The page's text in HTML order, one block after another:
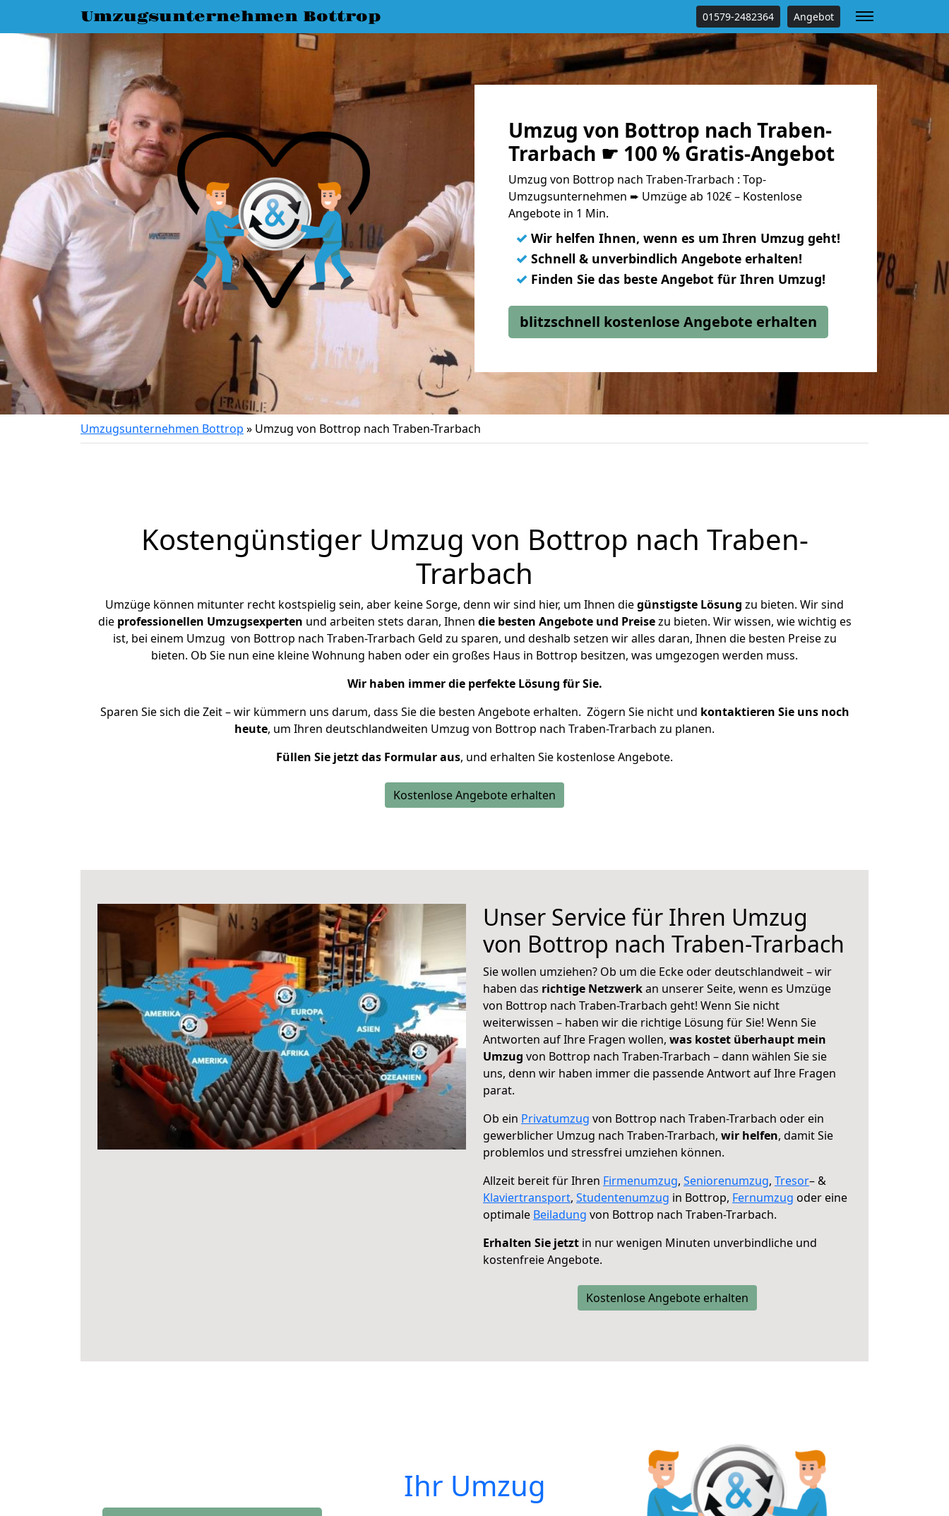
Umzugsunternehmen Bottrop 01579-2482364 Angebot
Umzug von Bottrop nach Traben-
Trarbach ☛ 100 % Gratis-Angebot
Umzug von Bottrop nach Traben-Trarbach : Top-
Umzugsunternehmen ➨ Umzüge ab 102€ – Kostenlose
Angebote in 1 Min.
✓ Wir helfen Ihnen, wenn es um Ihren Umzug geht!
✓ Schnell & unverbindlich Angebote erhalten!
✓ Finden Sie das beste Angebot für Ihren Umzug!
blitzschnell kostenlose Angebote erhalten
Umzugsunternehmen Bottrop » Umzug von Bottrop nach Traben-Trarbach
Kostengünstiger Umzug von Bottrop nach Traben-
Trarbach
Umzüge können mitunter recht kostspielig sein, aber keine Sorge, denn wir sind hier, um Ihnen diegünstigste Lösung zu bieten. Wir sind
die professionellen Umzugsexperten und arbeiten stets daran, Ihnen die besten Angebote und Preisezu bieten. Wir wissen, wie wichtig es
ist, bei einem Umzug von Bottrop nach Traben-Trarbach Geld zu sparen, und deshalb setzen wir alles daran, Ihnen die besten Preise zu
bieten. Ob Sie nun eine kleine Wohnung haben oder ein großes Haus in Bottrop besitzen, was umgezogen werden muss.
Wir haben immer die perfekte Lösung für Sie.
Sparen Sie sich die Zeit – wir kümmern uns darum, dass Sie die besten Angebote erhalten. Zögern Sie nicht und kontaktieren Sie uns noch
heute, um Ihren deutschlandweiten Umzug von Bottrop nach Traben-Trarbach zu planen.
Füllen Sie jetzt das Formular aus, und erhalten Sie kostenlose Angebote.
Kostenlose Angebote erhalten
Unser Service für Ihren Umzug
von Bottrop nach Traben-Trarbach
Sie wollen umziehen? Ob um die Ecke oder deutschlandweit – wir
haben das richtige Netzwerkan unserer Seite, wenn es Umzüge
von Bottrop nach Traben-Trarbach geht! Wenn Sie nicht
weiterwissen – haben wir die richtige Lösung für Sie! Wenn Sie
Antworten auf Ihre Fragen wollen, was kostet überhaupt mein
Umzug von Bottrop nach Traben-Trarbach – dann wählen Sie sie
uns, denn wir haben immer die passende Antwort auf Ihre Fragen
parat.
Ob ein Privatumzug von Bottrop nach Traben-Trarbach oder ein
gewerblicher Umzug nach Traben-Trarbach, wir helfen, damit Sie
problemlos und stressfrei umziehen können.
Allzeit bereit für Ihren Firmenumzug, Seniorenumzug, Tresor– &
Klaviertransport, Studentenumzug in Bottrop, Fernumzug oder eine
optimale Beiladung von Bottrop nach Traben-Trarbach.
Erhalten Sie jetzt in nur wenigen Minuten unverbindliche und
kostenfreie Angebote.
Kostenlose Angebote erhalten
Ihr Umzug